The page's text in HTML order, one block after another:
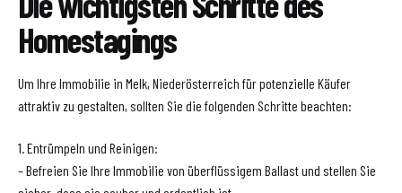
Homestagings
Um Ihre Immobilie in Melk, Niederösterreich für potenzielle Käufer
attraktiv zu gestalten, sollten Sie die folgenden Schritte beachten:
1. Entrümpeln und Reinigen:
– Befreien Sie Ihre Immobilie von überflüssigem Ballast und stellen Sie